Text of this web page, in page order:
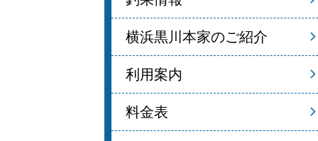
横浜黒川本家のご紹介
利用案内
料金表